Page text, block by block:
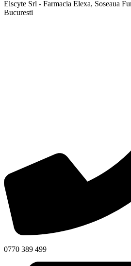
Elscyte Srl - Farmacia Elexa, Soseaua
Bucuresti
0770 389 499